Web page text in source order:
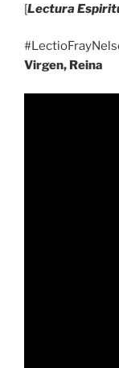
[Lectura
Virgen, Reina